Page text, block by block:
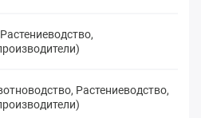
Растениеводство,